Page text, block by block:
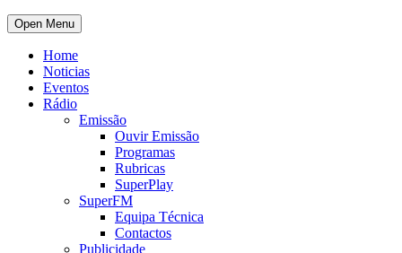
Open Menu
Home
Noticias
Eventos
Rádio
Emissão
Ouvir Emissão
Programas
Rubricas
SuperPlay
SuperFM
Equipa Técnica
Contactos
Publicidade